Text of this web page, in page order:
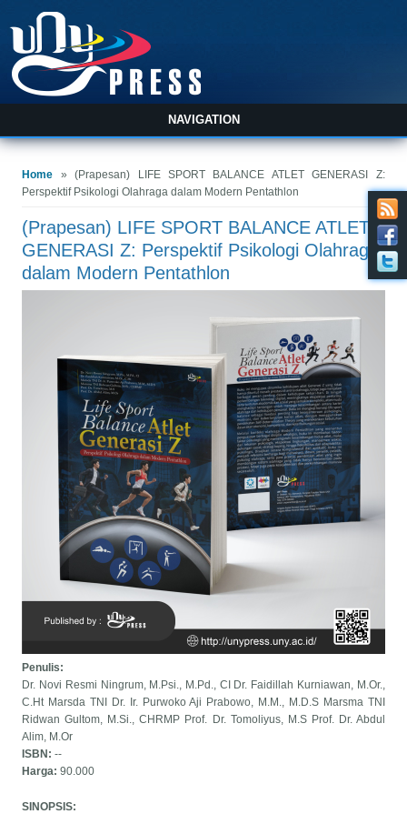
NAVIGATION
Home » (Prapesan) LIFE SPORT BALANCE ATLET GENERASI Z:
Perspektif Psikologi Olahraga dalam Modern Pentathlon
(Prapesan) LIFE SPORT BALANCE ATLET
GENERASI Z: Perspektif Psikologi Olahraga
dalam Modern Pentathlon
Penulis:
Dr. Novi Resmi Ningrum, M.Psi., M.Pd., CI Dr. Faidillah Kurniawan, M.Or.,
C.Ht Marsda TNI Dr. Ir. Purwoko Aji Prabowo, M.M., M.D.S Marsma TNI
Ridwan Gultom, M.Si., CHRMP Prof. Dr. Tomoliyus, M.S Prof. Dr. Abdul
Alim, M.Or
ISBN:--
Harga:90.000
SINOPSIS: